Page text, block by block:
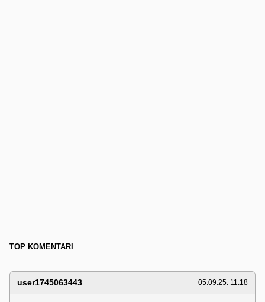
TOP KOMENTARI
user1745063443 05.09.25. 11:18